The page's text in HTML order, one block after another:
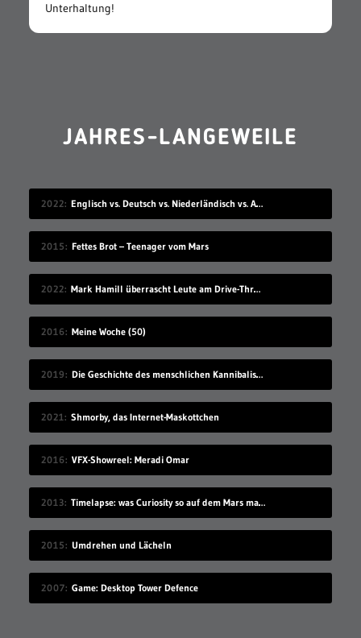
Unterhaltung!
JAHRES-LANGEWEILE
2022 Englisch vs. Deutsch vs. Niederländisch vs. Afrikaans
2015 Fettes Brot – Teenager vom Mars
2022 Mark Hamill überrascht Leute am Drive-Thru-Schalter
2016 Meine Woche (50)
2019 Die Geschichte des menschlichen Kannibalismus
2021 Shmorby, das Internet-Maskottchen
2016 VFX-Showreel: Meradi Omar
2013 Timelapse: was Curiosity so auf dem Mars macht
2015 Umdrehen und Lächeln
2007 Game: Desktop Tower Defence